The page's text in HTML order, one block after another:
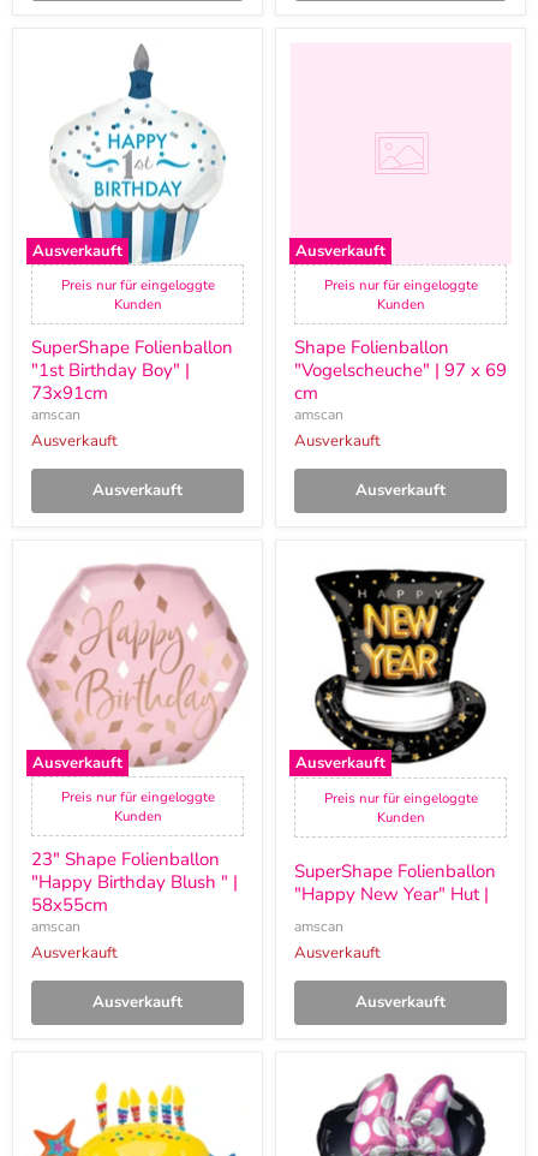
Ausverkauft
Boy"
73x91cm
Preis nur für eingeloggte
Kunden
SuperShape Folienballon
"1st Birthday Boy" |
73x91cm
amscan
Ausverkauft
Ausverkauft
Ausverkauft
Preis nur für eingeloggte
Kunden
Shape Folienballon
"Vogelscheuche" | 97 x 69
cm
amscan
Ausverkauft
Ausverkauft
Ausverkauft
Shape
Folienballon
"Happy
Birthday
Blush
"
58x55cm
Preis nur für eingeloggte
Kunden
23" Shape Folienballon
"Happy Birthday Blush " |
58x55cm
amscan
Ausverkauft
Ausverkauft
Ausverkauft
Folienballon
"Happy
Preis nur für eingeloggte
Kunden
SuperShape Folienballon
"Happy New Year" Hut |
amscan
Ausverkauft
Ausverkauft
Birthday
Cupcake
Star
Folienballon
"Minnie
Maus
Forever"